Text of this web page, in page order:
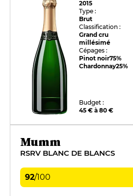
2015
Type :
Brut
Classification :
Grand cru
millésimé
Cépages :
Pinot noir75%
Chardonnay25%
Budget :
45 € à 80 €
Mumm
RSRV BLANC DE BLANCS
92/100